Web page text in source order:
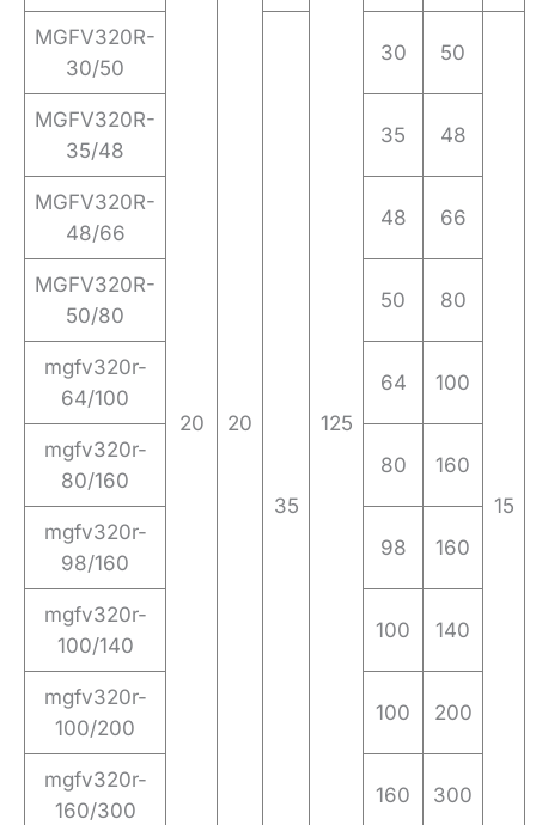
20 20 125
MGFV320R-
30/50
35
30 50
15
MGFV320R-
35/48
35 48
MGFV320R-
48/66
48 66
MGFV320R-
50/80
50 80
mgfv320r-
64/100
64 100
mgfv320r-
80/160
80 160
mgfv320r-
98/160
98 160
mgfv320r-
100/140
100 140
mgfv320r-
100/200
100 200
mgfv320r-
160/300
160 300